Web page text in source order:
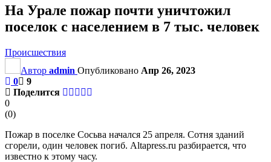
На Урале пожар почти уничтожил
поселок с населением в 7 тыс. человек
Происшествия
Автор admin Опубликовано Апр 26, 2023
0
9
Поделится
0
(0)
Пожар в поселке Сосьва начался 25 апреля. Сотня зданий
сгорели, один человек погиб. Altapress.ru разбирается, что
известно к этому часу.